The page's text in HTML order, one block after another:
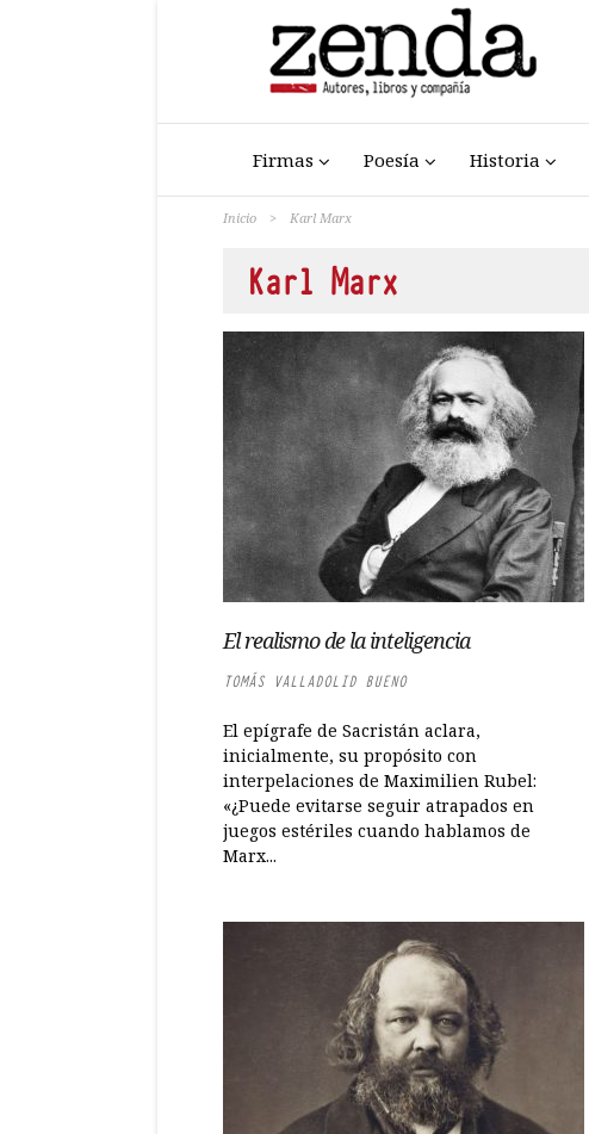
Firmas Poesía Historia
Inicio > Karl Marx
Karl Marx
El realismo de la inteligencia
TOMÁS VALLADOLID BUENO
El epígrafe de Sacristán aclara,
inicialmente, su propósito con
interpelaciones de Maximilien Rubel:
«¿Puede evitarse seguir atrapados en
juegos estériles cuando hablamos de
Marx...